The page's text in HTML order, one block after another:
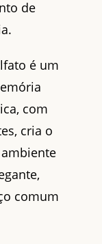
de
é um
com
cria o
comum